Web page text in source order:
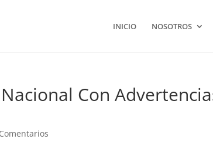
INICIO NOSOTROS
Con